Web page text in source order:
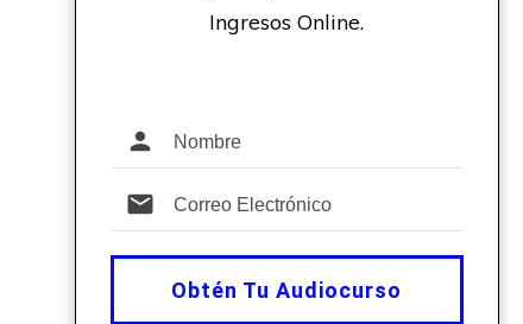
Ingresos Online.
Obtén Tu Audiocurso